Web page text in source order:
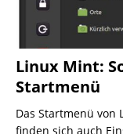
Linux Mint:
Startmenü
Das Startmenü von
finden sich auch